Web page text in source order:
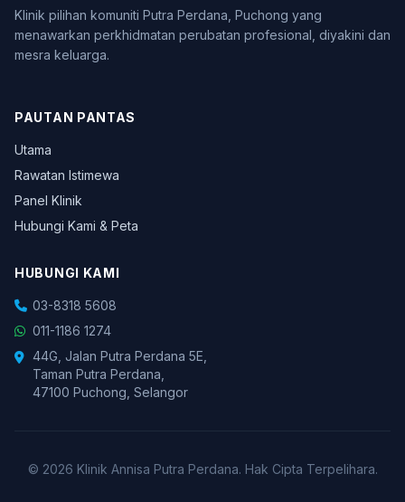
Klinik pilihan komuniti Putra Perdana, Puchong yang
menawarkan perkhidmatan perubatan profesional, diyakini dan
mesra keluarga.
PAUTAN PANTAS
Utama
Rawatan Istimewa
Panel Klinik
Hubungi Kami & Peta
HUBUNGI KAMI
03-8318 5608
011-1186 1274
44G, Jalan Putra Perdana 5E,
Taman Putra Perdana,
47100 Puchong, Selangor
© 2026 Klinik Annisa Putra Perdana. Hak Cipta Terpelihara.